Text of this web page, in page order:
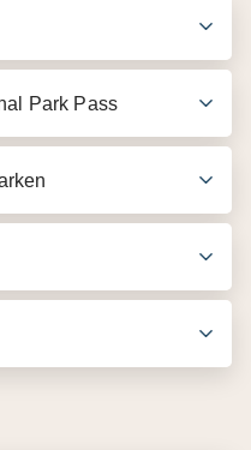
Park Pass